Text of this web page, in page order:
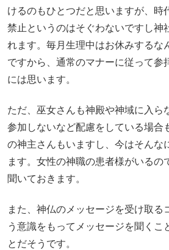
けるのもひとつだと思いますが、時
禁止というのはそぐわないですし神
れます。毎月生理中はお休みするな
ですから、通常のマナーに従って参
には思います。
ただ、巫女さんも神殿や神域に入ら
参加しないなど配慮をしている場合
の神主さんもいますし、今はそんな
ます。女性の神職の患者様がいるの
聞いておきます。
また、神仏のメッセージを受け取る
う意識をもってメッセージを聞くこ
とだそうです。